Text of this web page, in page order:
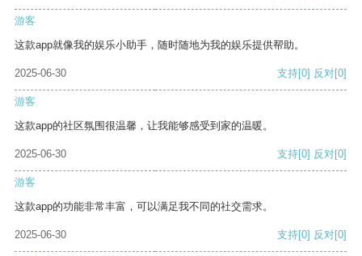
游客
这款app就像我的娱乐小助手，随时随地为我的娱乐提供帮助。
2025-06-30 支持[0] 反对[0]
游客
这款app的社区氛围很温馨，让我能够感受到家的温暖。
2025-06-30 支持[0] 反对[0]
游客
这款app的功能非常丰富，可以满足我不同的社交需求。
2025-06-30 支持[0] 反对[0]